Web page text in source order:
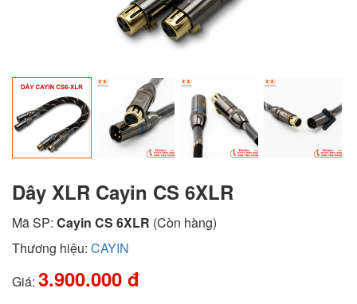
Next
Dây XLR Cayin CS 6XLR
Mã SP: Cayin CS 6XLR (Còn hàng)
Thương hiệu: CAYIN
Giá: 3.900.000 đ